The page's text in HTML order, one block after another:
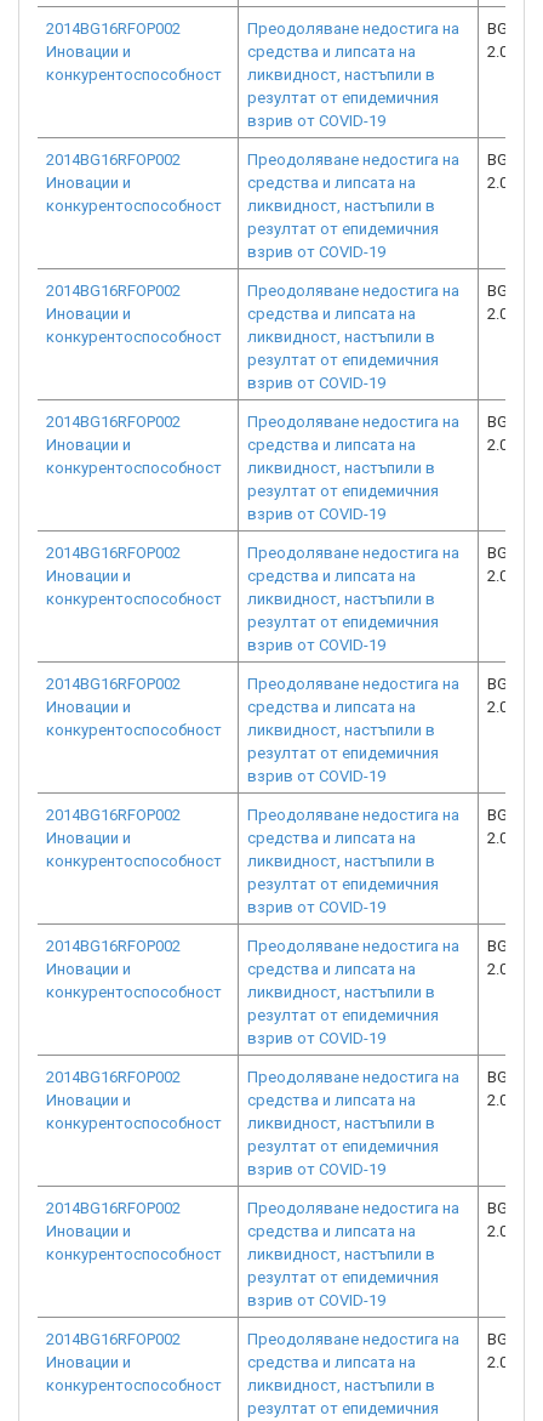
2014BG16RFOP002
Иновации и
конкурентоспособност
Преодоляване недостига на
средства и липсата на
ликвидност, настъпили в
резултат от епидемичния
взрив от COVID-19
2.073-
2014BG16RFOP002
Иновации и
конкурентоспособност
Преодоляване недостига на
средства и липсата на
ликвидност, настъпили в
резултат от епидемичния
взрив от COVID-19
2.073-
2014BG16RFOP002
Иновации и
конкурентоспособност
Преодоляване недостига на
средства и липсата на
ликвидност, настъпили в
резултат от епидемичния
взрив от COVID-19
2.073-
2014BG16RFOP002
Иновации и
конкурентоспособност
Преодоляване недостига на
средства и липсата на
ликвидност, настъпили в
резултат от епидемичния
взрив от COVID-19
2.073-
2014BG16RFOP002
Иновации и
конкурентоспособност
Преодоляване недостига на
средства и липсата на
ликвидност, настъпили в
резултат от епидемичния
взрив от COVID-19
2.073-
2014BG16RFOP002
Иновации и
конкурентоспособност
Преодоляване недостига на
средства и липсата на
ликвидност, настъпили в
резултат от епидемичния
взрив от COVID-19
2.073-
2014BG16RFOP002
Иновации и
конкурентоспособност
Преодоляване недостига на
средства и липсата на
ликвидност, настъпили в
резултат от епидемичния
взрив от COVID-19
2.073-
2014BG16RFOP002
Иновации и
конкурентоспособност
Преодоляване недостига на
средства и липсата на
ликвидност, настъпили в
резултат от епидемичния
взрив от COVID-19
2.073-
2014BG16RFOP002
Иновации и
конкурентоспособност
Преодоляване недостига на
средства и липсата на
ликвидност, настъпили в
резултат от епидемичния
взрив от COVID-19
2.073-
2014BG16RFOP002
Иновации и
конкурентоспособност
Преодоляване недостига на
средства и липсата на
ликвидност, настъпили в
резултат от епидемичния
взрив от COVID-19
2.073-
2014BG16RFOP002
Иновации и
конкурентоспособност
Преодоляване недостига на
средства и липсата на
ликвидност, настъпили в
резултат от епидемичния
2.073-